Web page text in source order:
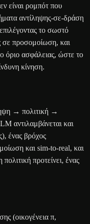
είναι ρομπότ που
αντίληψης-σε-δράση
το σωστό
προσομοίωση, και
όριο ασφάλειας, ώστε το
κίνηση.
→ πολιτική →
αντιλαμβάνεται και
ένας βρόχος
και sim-to-real, και
προτείνει, ένας
(οικογένεια π,